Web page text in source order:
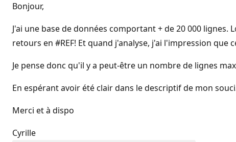
Bonjour,
J'ai une base de données comportant + de 20 000
retours en #REF! Et quand j'analyse, j'ai l'impression
Je pense donc qu'il y a peut-être un nombre de lignes
En espérant avoir été clair dans le descriptif de mon
Merci et à dispo
Cyrille